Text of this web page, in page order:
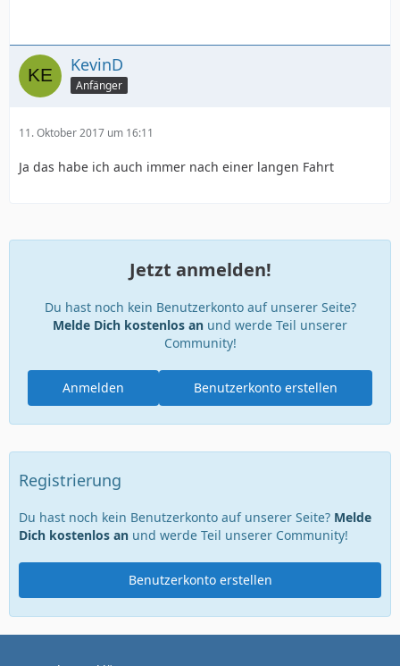
KevinD
Anfänger
11. Oktober 2017 um 16:11
Ja das habe ich auch immer nach einer langen Fahrt
Jetzt anmelden!
Du hast noch kein Benutzerkonto auf unserer Seite?
Melde Dich kostenlos an und werde Teil unserer
Community!
Benutzerkonto erstellen
Anmelden
Registrierung
Du hast noch kein Benutzerkonto auf unserer Seite? Melde
Dich kostenlos an und werde Teil unserer Community!
Benutzerkonto erstellen